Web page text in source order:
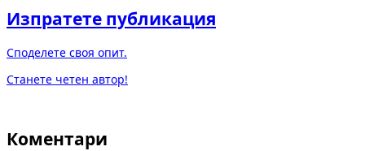
Изпратете публикация
Споделете своя опит.
Станете четен автор!
Коментари